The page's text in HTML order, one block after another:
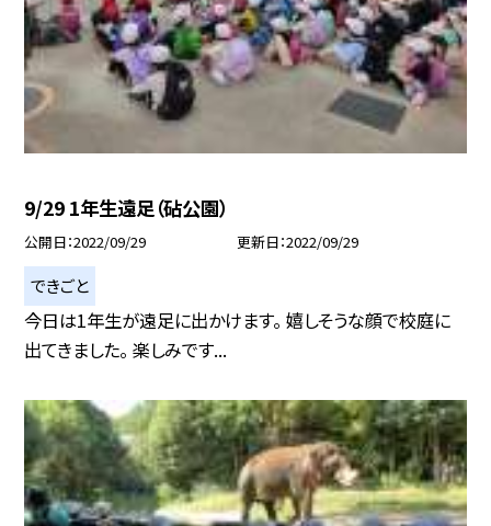
9/29 1年生遠足（砧公園）
公開日 2022/09/29 更新日 2022/09/29
できごと
今日は1年生が遠足に出かけます。 嬉しそうな顔で校庭に
出てきました。 楽しみです...